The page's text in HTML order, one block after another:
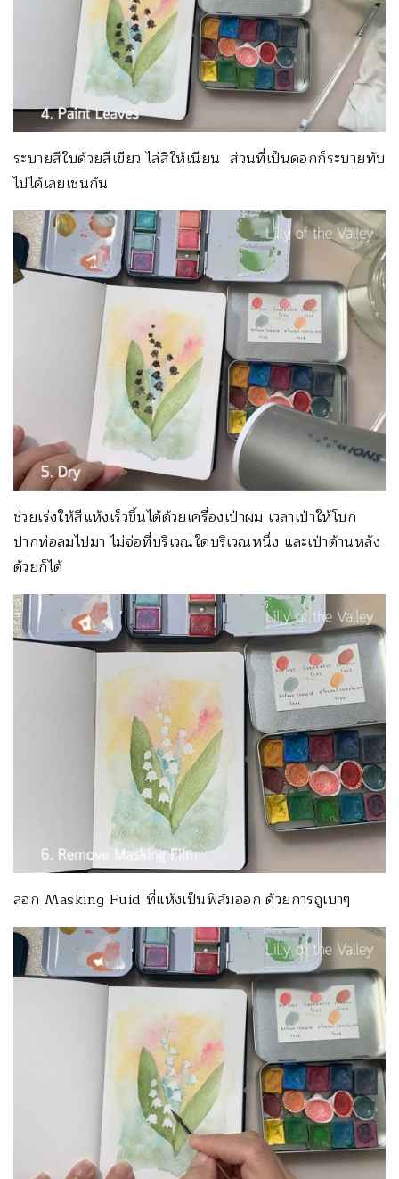
ระบายสีใบด้วยสีเขียว ไล่สีให้เนียน ส่วนที่เป็นดอกก็ระบายทับ
ไปได้เลยเช่นกัน
ช่วยเร่งให้สีแห้งเร็วขึ้นได้ด้วยเครื่องเป่าผม เวลาเป่าให้โบก
ปากท่อลมไปมา ไม่จ่อที่บริเวณใดบริเวณหนึ่ง และเป่าด้านหลัง
ด้วยก็ได้
ลอก Masking Fuid ที่แห้งเป็นฟิล์มออก ด้วยการถูเบาๆ